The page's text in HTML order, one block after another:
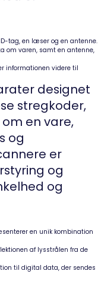
tag, en læser og en antenne.
om varen, samt en antenne,
informationen videre til
designet
stregkoder,
en vare,
og
er
og
og
en unik kombination
af lysstrålen fra de
til digital data, der sendes